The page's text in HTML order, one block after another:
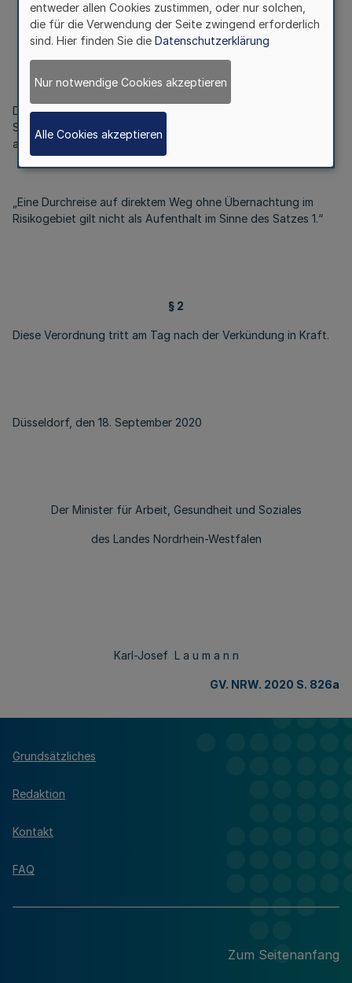
Dem § 2 Absatz 1 der Coronaeinreiseverordnung vom 15.
September 2020 ( GV. NRW. S. 883
angefügt:
„Eine Durchreise auf direktem Weg ohne Übernachtung im
Risikogebiet gilt nicht als Aufenthalt im Sinne des Satzes 1.“
§ 2
Diese Verordnung tritt am Tag nach der Verkündung in Kraft.
Düsseldorf, den 18. September 2020
Der Minister für Arbeit, Gesundheit und Soziales
des Landes Nordrhein-Westfalen
Karl-Josef L a u m a n n
GV. NRW. 2020 S. 826a
Grundsätzliches
Redaktion
Kontakt
FAQ
Zum Seitenanfang
entweder allen Cookies zustimmen, oder nur solchen,
die für die Verwendung der Seite zwingend erforderlich
sind. Hier finden Sie die Datenschutzerklärung
Nur notwendige Cookies akzeptieren
Alle Cookies akzeptieren